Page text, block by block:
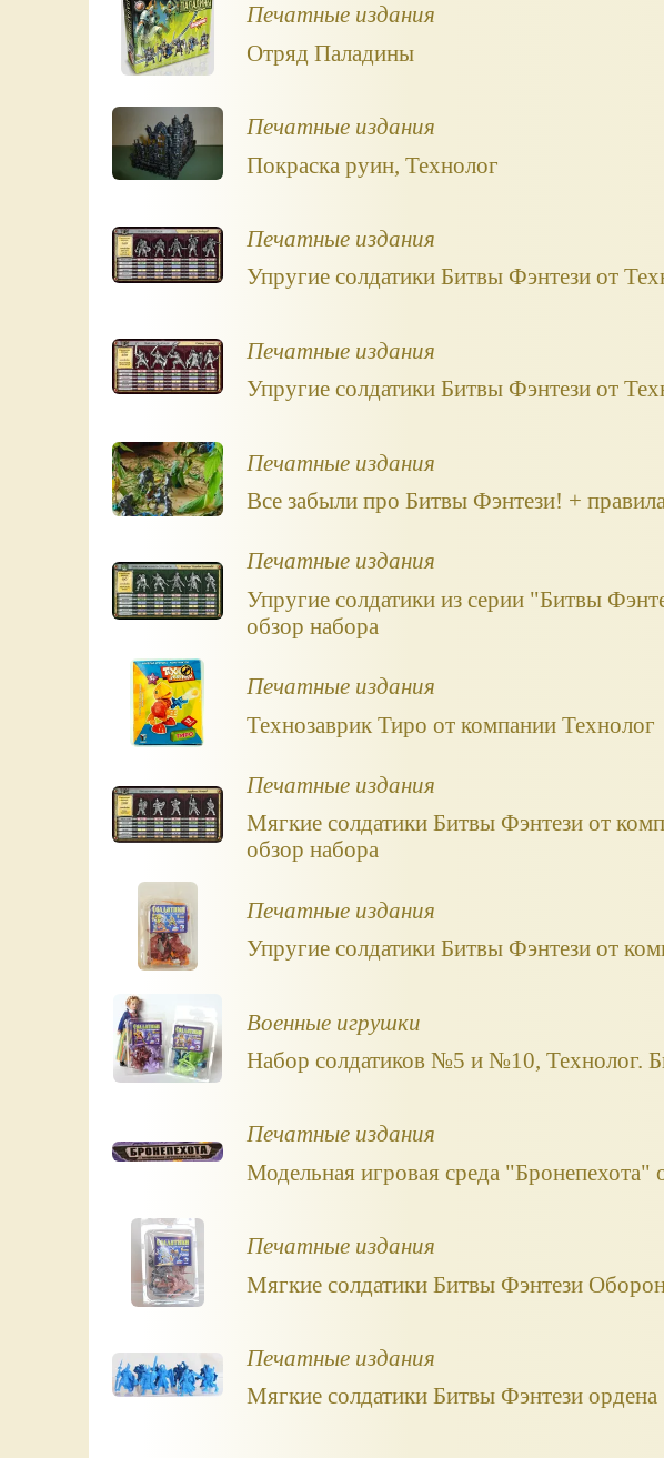
Печатные издания
Отряд Паладины
Печатные издания
Покраска руин, Технолог
Печатные издания
Упругие солдатики Битвы Фэнтези от
Печатные издания
Упругие солдатики Битвы Фэнтези от
Печатные издания
Все забыли про Битвы Фэнтези! +
Печатные издания
Упругие солдатики из серии "Битвы
обзор набора
Печатные издания
Технозаврик Тиро от компании Технолог
Печатные издания
Мягкие солдатики Битвы Фэнтези от
обзор набора
Печатные издания
Упругие солдатики Битвы Фэнтези от
Военные игрушки
Набор солдатиков №5 и №10, Технолог.
Печатные издания
Модельная игровая среда "Бронепехота"
Печатные издания
Мягкие солдатики Битвы Фэнтези
Печатные издания
Мягкие солдатики Битвы Фэнтези